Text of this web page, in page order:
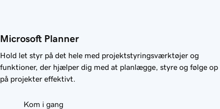
Microsoft Planner
Hold let styr på det hele med projektstyringsværktøjer og
funktioner, der hjælper dig med at planlægge, styre og følge op
på projekter effektivt.
Kom i gang